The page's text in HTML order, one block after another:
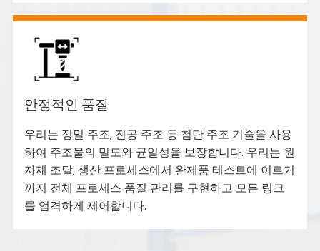
안정적인 품질
우리는 정밀 주조, 진공 주조 등 첨단 주조 기술을 사용
하여 주조물의 밀도와 균일성을 보장합니다. 우리는 원
자재 조달, 생산 프로세스에서 완제품 테스트에 이르기
까지 전체 프로세스 품질 관리를 구현하고 모든 링크
를 엄격하게 제어합니다.